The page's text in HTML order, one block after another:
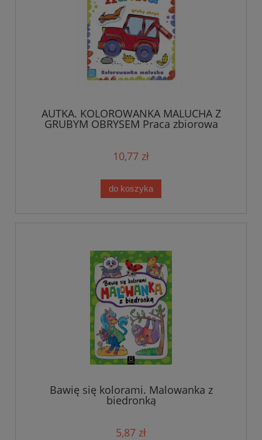
AUTKA. KOLOROWANKA MALUCHA Z
GRUBYM OBRYSEM Praca zbiorowa
10,77 zł
do koszyka
Bawię się kolorami. Malowanka z
biedronką
5,87 zł